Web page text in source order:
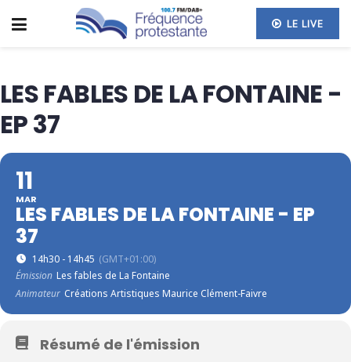
LE LIVE
LES FABLES DE LA FONTAINE -
EP 37
11
MAR
LES FABLES DE LA FONTAINE - EP
37
14h30 - 14h45 (GMT+01:00)
Émission Les fables de La Fontaine
Animateur Créations Artistiques Maurice Clément-Faivre
Résumé de l'émission